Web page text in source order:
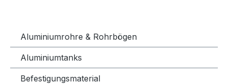
Aluminiumrohre & Rohrbögen
Aluminiumtanks
Befestigungsmaterial